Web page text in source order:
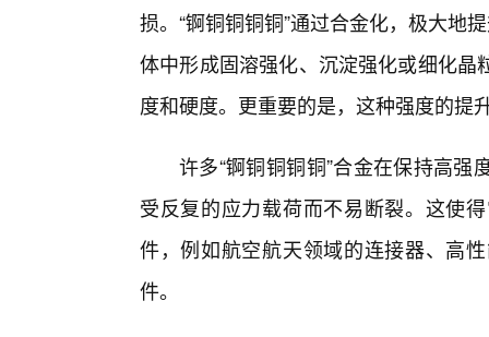
损。“锕铜铜铜铜”通过合金化，极大地
体中形成固溶强化、沉淀强化或细化
度和硬度。更重要的是，这种强度的提
许多“锕铜铜铜铜”合金在保持高
受反复的应力载荷而不易断裂。这使
件，例如航空航天领域的连接器、高
件。